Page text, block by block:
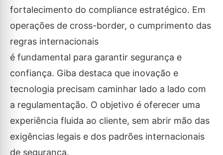
fortalecimento do compliance estratégico. Em
operações de cross-border, o cumprimento das
regras internacionais
é fundamental para garantir segurança e
confiança. Giba destaca que inovação e
tecnologia precisam caminhar lado a lado com
a regulamentação. O objetivo é oferecer uma
experiência fluida ao cliente, sem abrir mão das
exigências legais e dos padrões internacionais
de segurança.